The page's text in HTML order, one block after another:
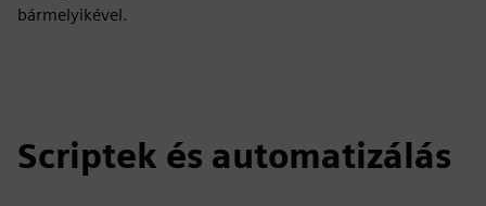
bármelyikével.
Scriptek és automatizálás